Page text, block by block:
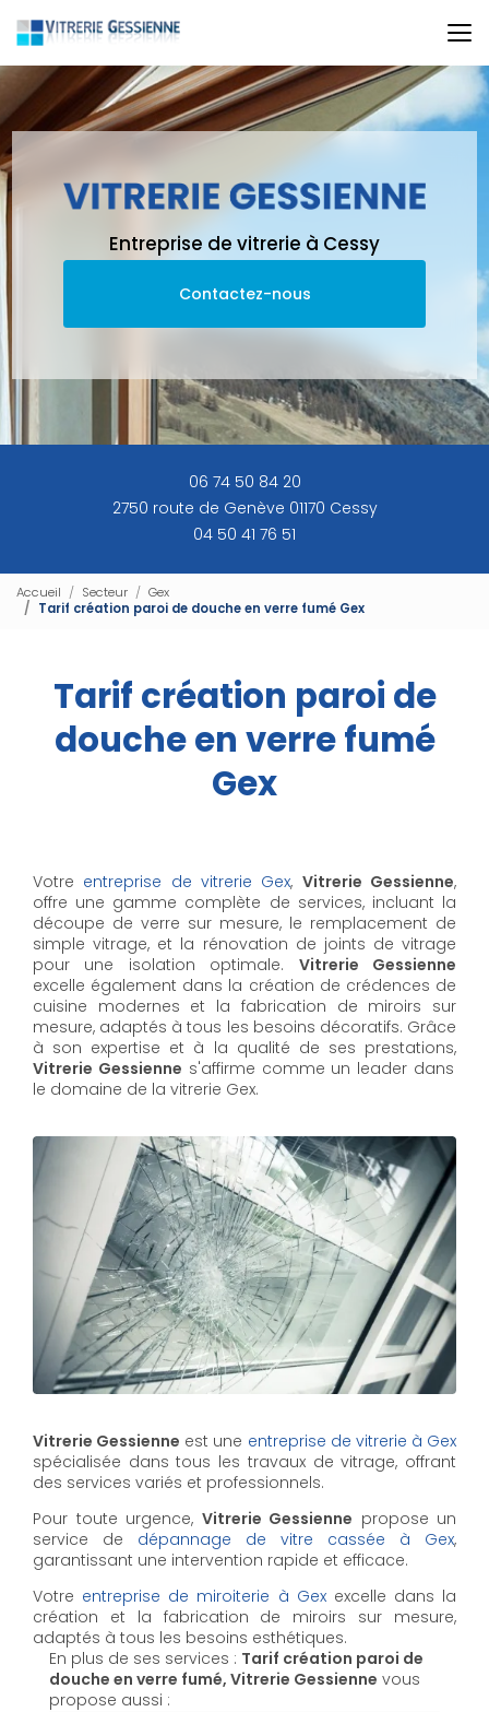
au
contenu
principal
Entreprise de vitrerie à Cessy
Contactez-nous
06 74 50 84 20
2750 route de Genève 01170 Cessy
04 50 41 76 51
Accueil Secteur
Gex
Tarif création paroi de douche en verre fumé Gex
Tarif création paroi de
douche en verre fumé
Gex
Votre entreprise de vitrerie Gex, Vitrerie Gessienne,
offre une gamme complète de services, incluant la
découpe de verre sur mesure, le remplacement de
simple vitrage, et la rénovation de joints de vitrage
pour une isolation optimale. Vitrerie Gessienne
excelle également dans la création de crédences de
cuisine modernes et la fabrication de miroirs sur
mesure, adaptés à tous les besoins décoratifs. Grâce
à son expertise et à la qualité de ses prestations,
Vitrerie Gessienne s'affirme comme un leader dans
le domaine de la vitrerie Gex.
Vitrerie Gessienne est une entreprise de vitrerie à Gex
spécialisée dans tous les travaux de vitrage, offrant
des services variés et professionnels.
Pour toute urgence, Vitrerie Gessienne propose un
service de dépannage de vitre cassée à Gex,
garantissant une intervention rapide et efficace.
Votre entreprise de miroiterie à Gexexcelle dans la
création et la fabrication de miroirs sur mesure,
adaptés à tous les besoins esthétiques.
En plus de ses services : Tarif création paroi de
douche en verre fumé, Vitrerie Gessienne vous
propose aussi :